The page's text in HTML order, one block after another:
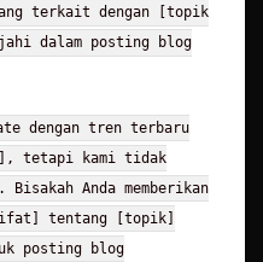
terkait dengan [topik
dalam posting blog
dengan tren terbaru
tetapi kami tidak
Anda memberikan
tentang [topik]
posting blog